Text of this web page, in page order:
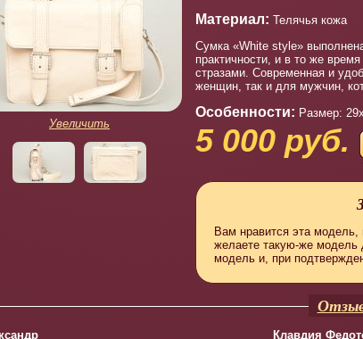
Увеличить
Материал: Телячья кожа
Сумка «White style»
практичности, и в то же
стразами. Современная и
женщин, так и для мужчин,
Особенности: Размер:
5 000 руб.
Вам нравится эта модель,
желаете такую-же модель
модель и, при
Клавдия